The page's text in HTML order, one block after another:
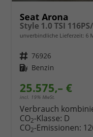
Seat Arona
Style 1.0 TSI
unverbindliche Lieferzeit: 6
Fahrzeugnr. 76926
Kraftstoff Benzin
25.575,– €
incl. 19% MwSt.
Verbrauch
CO2-Klasse: D
CO2-Emissionen: